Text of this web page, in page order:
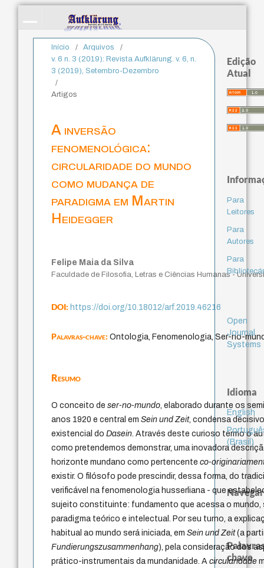
Início / Arquivos
/
v. 6 n. 3 (2019): Revista Aufklärung. v. 6, n.
3 (2019), Setembro-Dezembro
/
Artigos
A inversão
fenomenológica:
circularidade do mundo
como mudança de
paradigma em Martin
Heidegger
Felipe Maia da Silva
Faculdade de Filosofia, Letras e Ciências Humanas -
DOI:https://doi.org/10.18012/arf.2019.46216
Palavras-chave:Ontologia, Fenomenologia, Ser-no-
Resumo
O conceito deser-no-mundo , elaborado durante os
anos 1920 e central emSein und Zeit, condensa
existencial doDasein . Através deste curioso termo o
como pretendemos demonstrar, uma inovadora
horizonte mundano como pertencenteco-
existir. O filósofo pode prescindir, dessa forma, do
verificável na fenomenologia husserliana - que
sujeito constituinte: fundamento que acessa o mundo,
paradigma teórico e intelectual. Por seu turno, a
habitual ao mundo será iniciada, emSein und Zeit(a
Fundierungszusammenhang), pela consideração dos
prático-instrumentais da mundanidade. Acircularidade
Edição
Atual
Para
Leitores
Para
Autores
Para
Open
Journal
Systems
Idioma
English
(Brasil)
Navegar
chave